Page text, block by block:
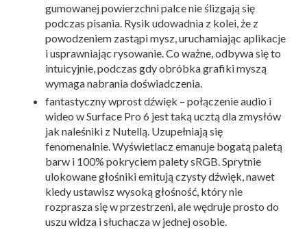
gumowanej powierzchni palce nie ślizgają się
podczas pisania. Rysik udowadnia z kolei, że z
powodzeniem zastąpi mysz, uruchamiając aplikacje
i usprawniając rysowanie. Co ważne, odbywa się to
intuicyjnie, podczas gdy obróbka grafiki myszą
wymaga nabrania doświadczenia.
fantastyczny wprost dźwięk – połączenie audio i
wideo w Surface Pro 6 jest taką ucztą dla zmysłów
jak naleśniki z Nutellą. Uzupełniają się
fenomenalnie. Wyświetlacz emanuje bogatą paletą
barw i 100% pokryciem palety sRGB. Sprytnie
ulokowane głośniki emitują czysty dźwięk, nawet
kiedy ustawisz wysoką głośność, który nie
rozprasza się w przestrzeni, ale wędruje prosto do
uszu widza i słuchacza w jednej osobie.